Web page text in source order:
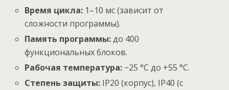
Время цикла: 1–10 мс (зависит от
сложности программы).
Память программы:до 400
функциональных блоков.
Рабочая температура: −25 °C до +55 °C.
Степень защиты: IP20 (корпус), IP40 (с